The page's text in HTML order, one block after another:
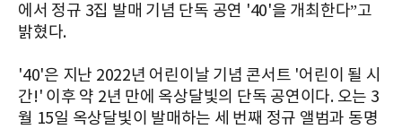
에서 정규 3집 발매 기념 단독 공연 '40'을 개최한다”고
밝혔다.
'40'은 지난 2022년 어린이날 기념 콘서트 '어린이 될 시
간!' 이후 약 2년 만에 옥상달빛의 단독 공연이다. 오는 3
월 15일 옥상달빛이 발매하는 세 번째 정규 앨범과 동명